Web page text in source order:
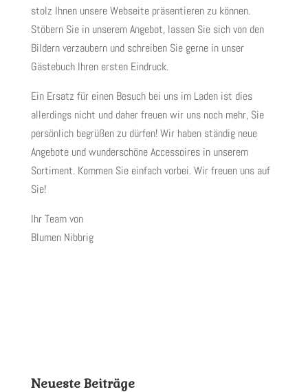
stolz Ihnen unsere Webseite präsentieren zu können.
Stöbern Sie in unserem Angebot, lassen Sie sich von den
Bildern verzaubern und schreiben Sie gerne in unser
Gästebuch Ihren ersten Eindruck.
Ein Ersatz für einen Besuch bei uns im Laden ist dies
allerdings nicht und daher freuen wir uns noch mehr, Sie
persönlich begrüßen zu dürfen! Wir haben ständig neue
Angebote und wunderschöne Accessoires in unserem
Sortiment. Kommen Sie einfach vorbei. Wir freuen uns auf
Sie!
Ihr Team von
Blumen Nibbrig
Neueste Beiträge